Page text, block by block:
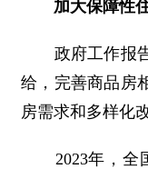
加大保障性
政府工作报告
给，完善商品房
房需求和多样化
2023年，全国